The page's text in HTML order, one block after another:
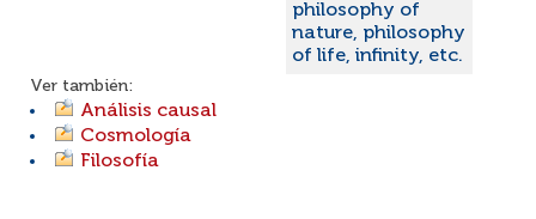
philosophy of
nature, philosophy
of life, infinity, etc.
Ver también:
Análisis causal
Cosmología
Filosofía